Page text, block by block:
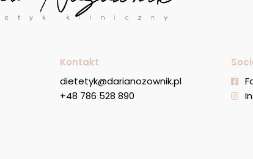
Kontakt
dietetyk@darianozownik.pl
+48 786 528 890